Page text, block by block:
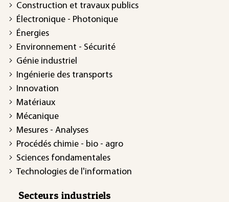
Construction et travaux publics
Électronique - Photonique
Énergies
Environnement - Sécurité
Génie industriel
Ingénierie des transports
Innovation
Matériaux
Mécanique
Mesures - Analyses
Procédés chimie - bio - agro
Sciences fondamentales
Technologies de l'information
Secteurs industriels